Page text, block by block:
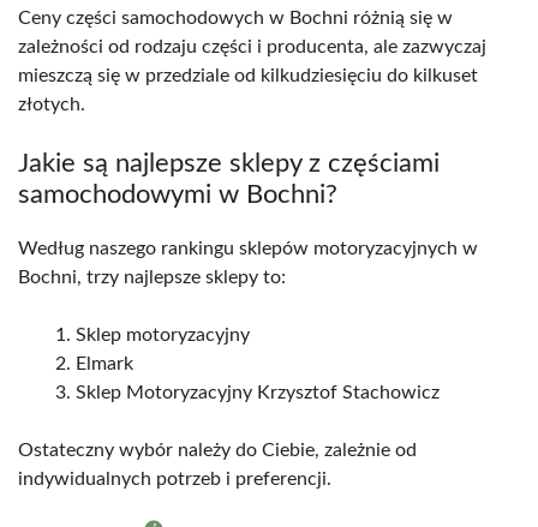
Ceny części samochodowych w Bochni różnią się w
zależności od rodzaju części i producenta, ale zazwyczaj
mieszczą się w przedziale od kilkudziesięciu do kilkuset
złotych.
Jakie są najlepsze sklepy z częściami
samochodowymi w Bochni?
Według naszego rankingu sklepów motoryzacyjnych w
Bochni, trzy najlepsze sklepy to:
Sklep motoryzacyjny
Elmark
Sklep Motoryzacyjny Krzysztof Stachowicz
Ostateczny wybór należy do Ciebie, zależnie od
indywidualnych potrzeb i preferencji.